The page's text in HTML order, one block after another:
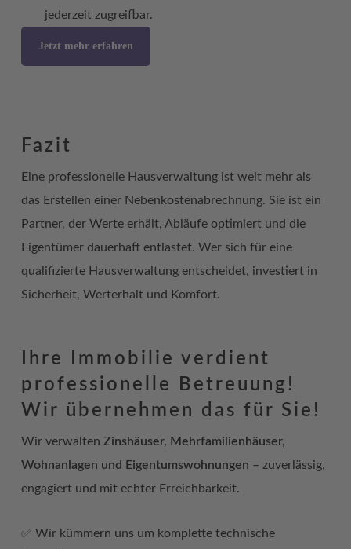
jederzeit zugreifbar.
Jetzt mehr erfahren
Fazit
Eine professionelle Hausverwaltung ist weit mehr als
das Erstellen einer Nebenkostenabrechnung. Sie ist ein
Partner, der Werte erhält, Abläufe optimiert und die
Eigentümer dauerhaft entlastet. Wer sich für eine
qualifizierte Hausverwaltung entscheidet, investiert in
Sicherheit, Werterhalt und Komfort.
Ihre Immobilie verdient
professionelle Betreuung!
Wir übernehmen das für Sie!
Wir verwalten Zinshäuser, Mehrfamilienhäuser,
Wohnanlagen und Eigentumswohnungen – zuverlässig,
engagiert und mit echter Erreichbarkeit.
✅ Wir kümmern uns um komplette technische